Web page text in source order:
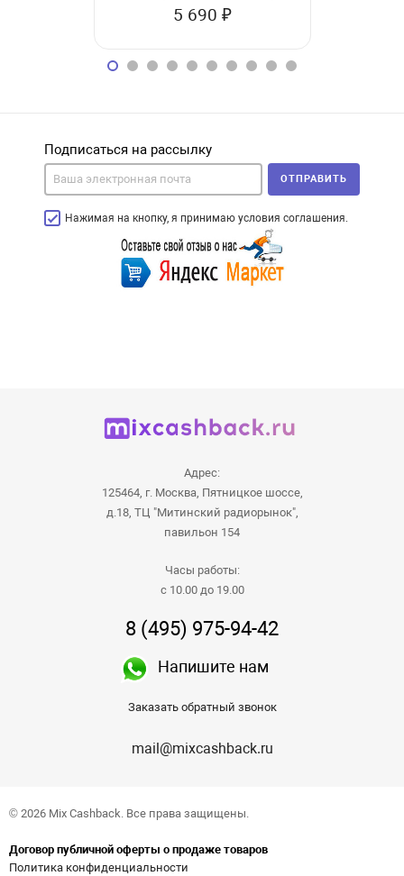
5 690 ₽
Подписаться на рассылку
Нажимая на кнопку, я принимаю условия соглашения.
ОТПРАВИТЬ
Адрес:
125464, г. Москва, Пятницкое шоссе,
д.18, ТЦ "Митинский радиорынок",
павильон 154
Часы работы:
с 10.00 до 19.00
8 (495) 975-94-42
Напишите нам
Заказать обратный звонок
mail@mixcashback.ru
© 2026 Mix Cashback. Все права защищены.
Договор публичной оферты о продаже товаров
Политика конфиденциальности